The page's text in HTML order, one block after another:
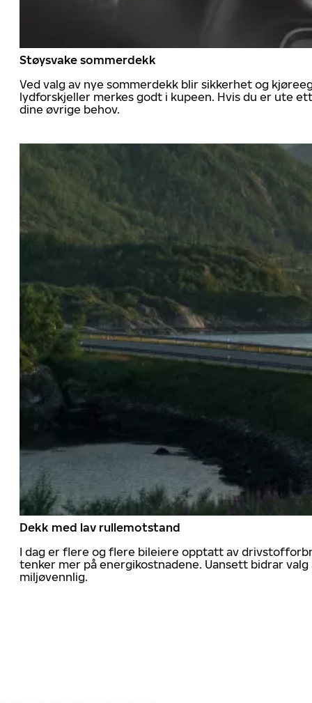
Støysvake sommerdekk
Ved valg av nye sommerdekk blir sikkerhet og
lydforskjeller merkes godt i kupeen. Hvis du er ute
dine øvrige behov.
Dekk med lav rullemotstand
I dag er flere og flere bileiere opptatt av
tenker mer på energikostnadene. Uansett bidrar
miljøvennlig.